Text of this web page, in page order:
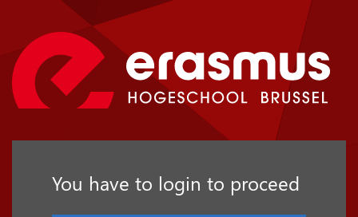
You have to login to proceed